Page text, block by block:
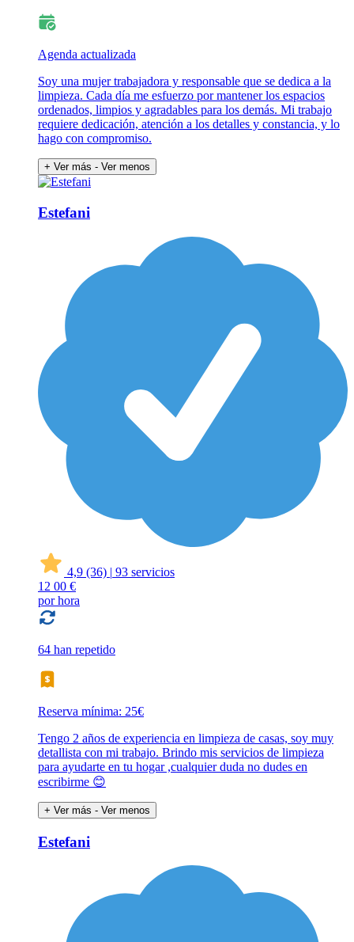
Agenda actualizada
Soy una mujer trabajadora y responsable que se dedica a la
limpieza. Cada día me esfuerzo por mantener los espacios
ordenados, limpios y agradables para los demás. Mi trabajo
requiere dedicación, atención a los detalles y constancia, y lo
hago con compromiso.
+ Ver más - Ver menos
Estefani
4,9 (36) | 93 servicios
12 00 €
por hora
64 han repetido
Reserva mínima: 25€
Tengo 2 años de experiencia en limpieza de casas, soy muy
detallista con mi trabajo. Brindo mis servicios de limpieza
para ayudarte en tu hogar ,cualquier duda no dudes en
escribirme 😊
+ Ver más - Ver menos
Estefani